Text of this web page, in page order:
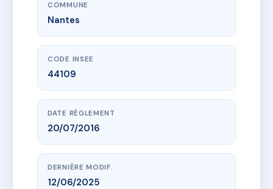
COMMUNE
Nantes
CODE INSEE
44109
DATE RÈGLEMENT
20/07/2016
DERNIÈRE MODIF.
12/06/2025